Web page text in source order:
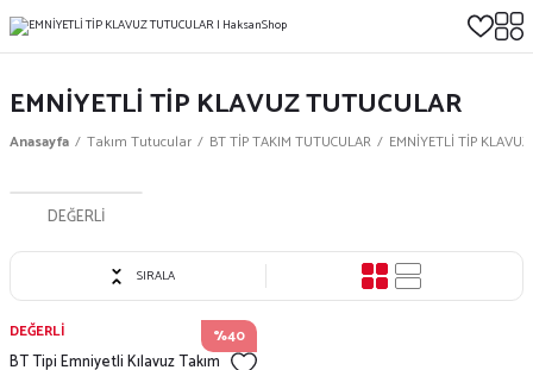
EMNİYETLİ TİP KLAVUZ TUTUCULAR
Anasayfa Takım Tutucular BT TİP TAKIM TUTUCULAR EMNİYETLİ TİP
DEĞERLİ
SIRALA
%40
DEĞERLİ
BT Tipi Emniyetli Kılavuz Takım